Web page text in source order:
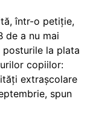
într-o petiție,
de a nu mai
la plata
copiilor:
extrașcolare
spun